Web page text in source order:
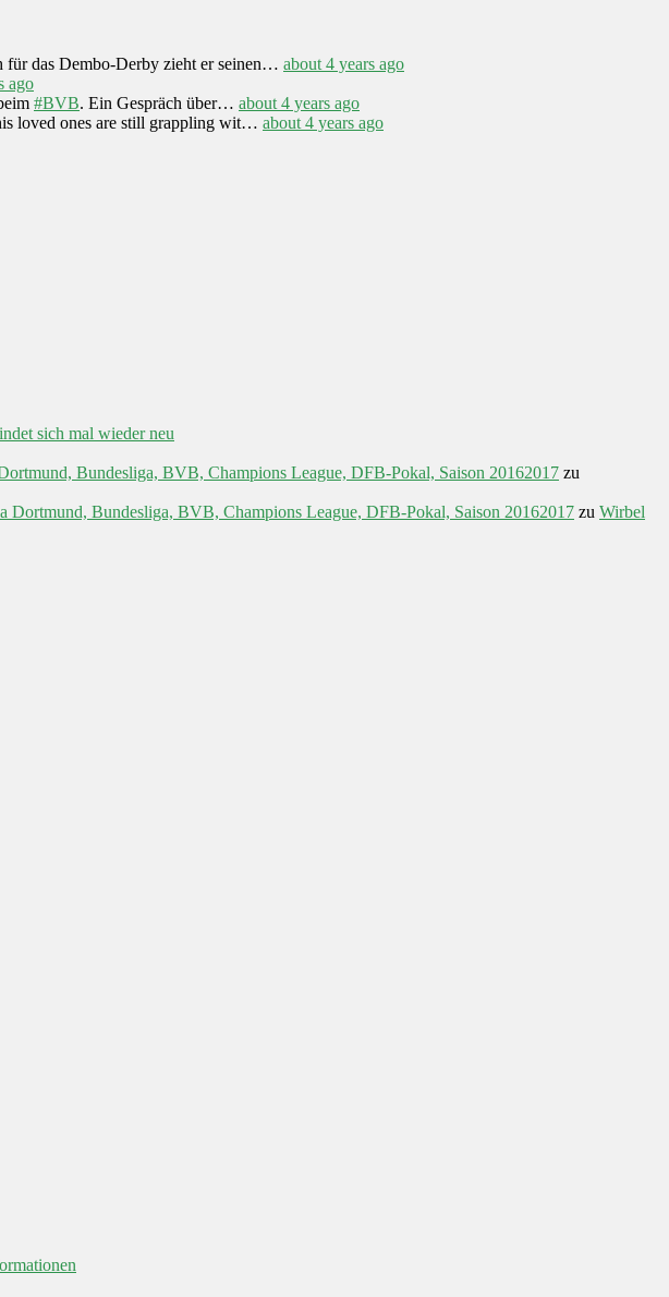
für das Dembo-Derby zieht er seinen… about 4 years ago
ago
#BVB. Ein Gespräch über… about 4 years ago
loved ones are still grappling wit… about 4 years ago
sich mal wieder neu
Bundesliga, BVB, Champions League, DFB-Pokal, Saison 20162017 zu
Dortmund, Bundesliga, BVB, Champions League, DFB-Pokal, Saison 20162017 zu Wirbel